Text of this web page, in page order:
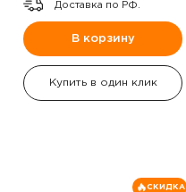
Доставка по РФ.
В корзину
Купить в один клик
СКИДКА